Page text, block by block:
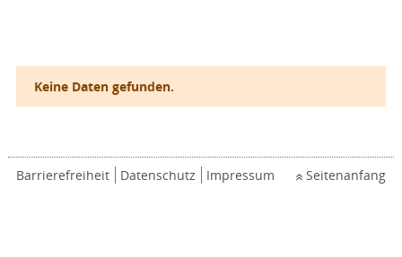
Keine Daten gefunden.
Barrierefreiheit Datenschutz Impressum Seitenanfang